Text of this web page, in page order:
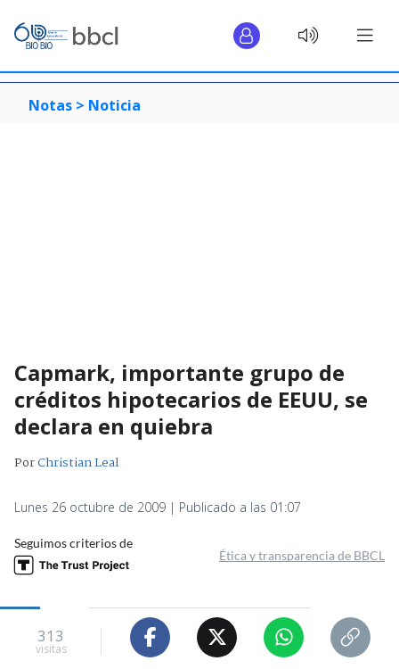
Notas > Noticia
Capmark, importante grupo de
créditos hipotecarios de EEUU, se
declara en quiebra
PorChristian Leal
Lunes 26 octubre de 2009 | Publicado a las 01:07
Seguimos criterios de
Ética y transparencia de BBCL
313
visitas